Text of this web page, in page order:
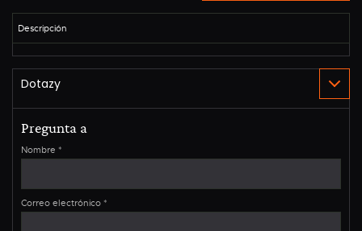
Pregunta a
Nombre *
Correo electrónico *